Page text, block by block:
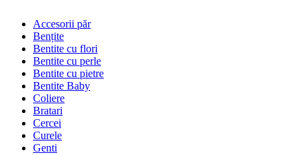
Accesorii păr
Bențite
Bentite cu flori
Bentite cu perle
Bentite cu pietre
Bentite Baby
Coliere
Bratari
Cercei
Curele
Genti